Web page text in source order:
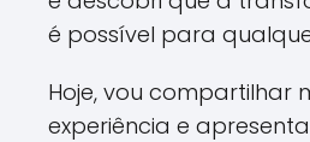
é possível para
Hoje, vou compartilhar
experiência e